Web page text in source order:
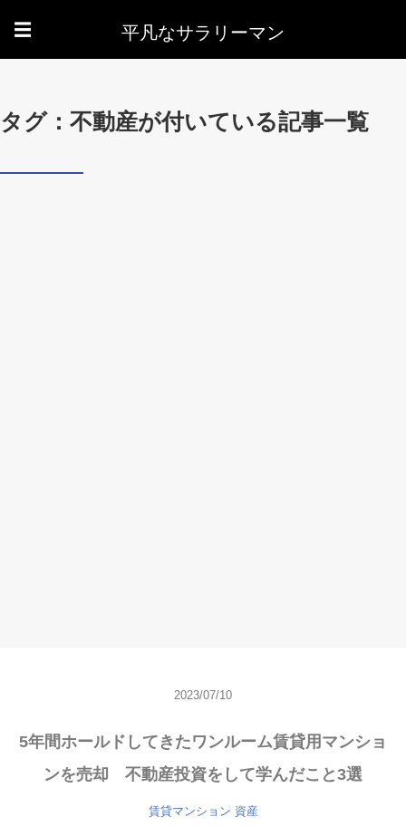
☰ 平凡なサラリーマン
タグ：不動産が付いている記事一覧
2023/07/10
5年間ホールドしてきたワンルーム賃貸用マンショ
ンを売却 不動産投資をして学んだこと3選
賃貸マンション 資産